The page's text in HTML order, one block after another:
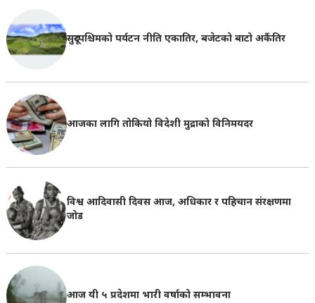
सुदूरपश्चिमको पर्यटन नीति एकातिर, बजेटको बाटो अर्कैतिर
आजका लागि तोकियो विदेशी मुद्राको विनिमयदर
विश्व आदिवासी दिवस आज, अधिकार र पहिचान संरक्षणमा
जोड
आज यी ५ प्रदेशमा भारी वर्षाको सम्भावना